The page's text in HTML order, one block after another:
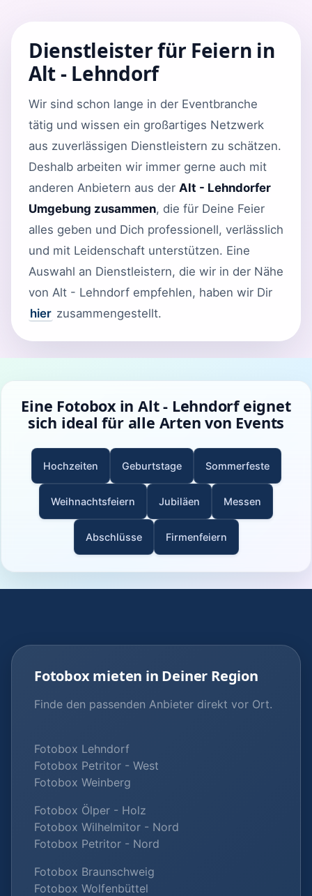
Dienstleister für Feiern in
Alt - Lehndorf
Wir sind schon lange in der Eventbranche
tätig und wissen ein großartiges Netzwerk
aus zuverlässigen Dienstleistern zu schätzen.
Deshalb arbeiten wir immer gerne auch mit
anderen Anbietern aus der Alt - Lehndorfer
Umgebung zusammen, die für Deine Feier
alles geben und Dich professionell, verlässlich
und mit Leidenschaft unterstützen. Eine
Auswahl an Dienstleistern, die wir in der Nähe
von Alt - Lehndorf empfehlen, haben wir Dir
hier zusammengestellt.
Eine Fotobox in Alt - Lehndorf eignet
sich ideal für alle Arten von Events
Hochzeiten Geburtstage Sommerfeste
Weihnachtsfeiern Jubiläen Messen
Abschlüsse Firmenfeiern
Fotobox mieten in Deiner Region
Finde den passenden Anbieter direkt vor Ort.
Fotobox Lehndorf
Fotobox Petritor - West
Fotobox Weinberg
Fotobox Ölper - Holz
Fotobox Wilhelmitor - Nord
Fotobox Petritor - Nord
Fotobox Braunschweig
Fotobox Wolfenbüttel